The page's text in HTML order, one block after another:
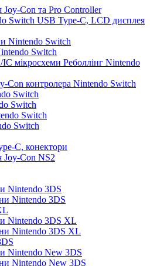
Joy-Con та Pro Controller
Switch USB Type-C, LCD дисплея
Nintendo Switch
Switch
мікросхеми Реболлінг Nintendo
Con контролера Nintendo Switch
Switch
Switch
Switch
Switch
C, конектори
Joy-Con NS2
Nintendo 3DS
Nintendo 3DS
Nintendo 3DS XL
Nintendo 3DS XL
Nintendo New 3DS
Nintendo New 3DS